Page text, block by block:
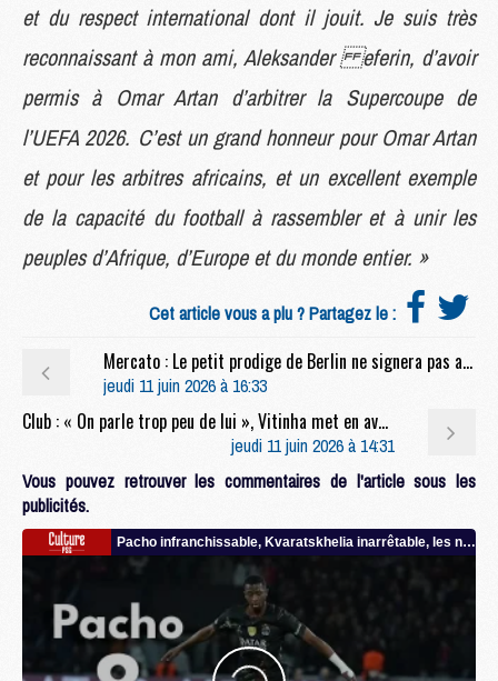
et du respect international dont il jouit. Je suis très
reconnaissant à mon ami, Aleksander eferin, d’avoir
permis à Omar Artan d’arbitrer la Supercoupe de
l’UEFA 2026. C’est un grand honneur pour Omar Artan
et pour les arbitres africains, et un excellent exemple
de la capacité du football à rassembler et à unir les
peuples d’Afrique, d’Europe et du monde entier. »
Cet article vous a plu ? Partagez le :
Mercato : Le petit prodige de Berlin ne signera pas au PSG
jeudi 11 juin 2026 à 16:33
Club : « On parle trop peu de lui », Vitinha met en avant un Parisien sous-estimé
jeudi 11 juin 2026 à 14:31
Vous pouvez retrouver les commentaires de l'article sous les
publicités.